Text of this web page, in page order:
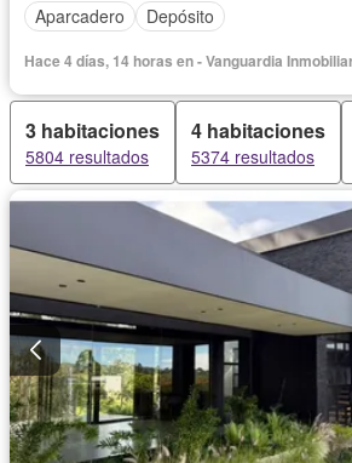
Aparcadero
Depósito
Hace 4 días, 14 horas en - Vanguardia
3 habitaciones
5804 resultados
4 habitaciones
5374 resultados